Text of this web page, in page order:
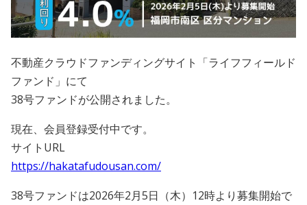
電子決済等代行業に係る表示
OWNERS.COM API利用規約
不動産クラウドファンディングサイト「ライフフィールド
ファンド」にて
38号ファンドが公開されました。
現在、会員登録受付中です。
サイトURL
https://hakatafudousan.com/
38号ファンドは2026年2月5日（木）12時より募集開始で